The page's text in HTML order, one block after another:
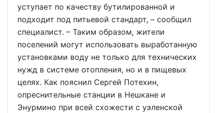
уступает по качеству бутилированной и
подходит под питьевой стандарт, – сообщил
специалист. – Таким образом, жители
поселений могут использовать выработанную
установками воду не только для технических
нужд в системе отопления, но и в пищевых
целях. Как пояснил Сергей Потехин,
опреснительные станции в Нешкане и
Энурмино при всей схожести с уэленской